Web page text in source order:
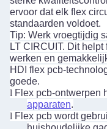
ervoor dat elk flex
standaarden voldoet.
Tip: Werk vroegtijdig
LT CIRCUIT. Dit
werken en
HDI flex pcb-
goede.
l Flex pcb-ontwerpen
apparaten.
l Flex pcb wordt